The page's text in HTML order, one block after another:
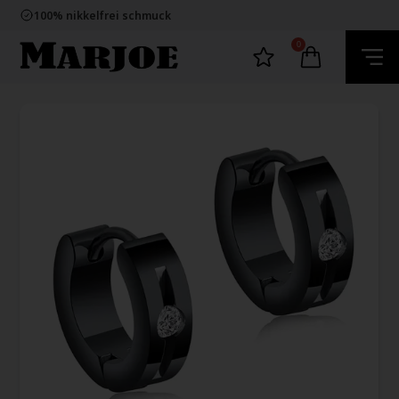
100% nikkelfrei schmuck
60 Tage Rückgabe
E-mark webshop
100% nikkelfrei schmuck
0